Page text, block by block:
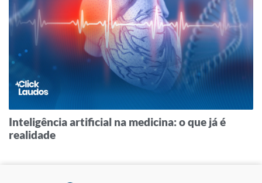
Inteligência artificial na medicina: o que já é
realidade